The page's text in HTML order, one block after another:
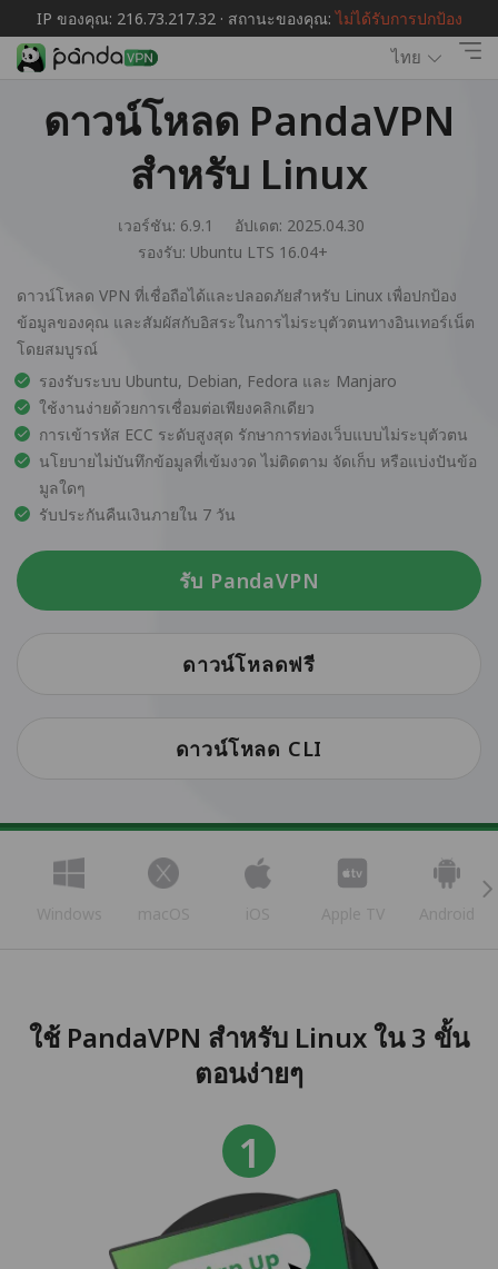
IP ของคุณ: 216.73.217.32 · สถานะของคุณ:ไม่ได้รับการปกป้อง
ไทย
ดาวน์โหลด PandaVPN
สำหรับ Linux
เวอร์ชัน: 6.9.1
อัปเดต: 2025.04.30
รองรับ: Ubuntu LTS 16.04+
ดาวน์โหลด VPN ที่เชื่อถือได้และปลอดภัยสำหรับ Linux เพื่อปกป้อง
ข้อมูลของคุณ และสัมผัสกับอิสระในการไม่ระบุตัวตนทางอินเทอร์เน็ต
โดยสมบูรณ์
รองรับระบบ Ubuntu, Debian, Fedora และ Manjaro
ใช้งานง่ายด้วยการเชื่อมต่อเพียงคลิกเดียว
การเข้ารหัส ECC ระดับสูงสุด รักษาการท่องเว็บแบบไม่ระบุตัวตน
นโยบายไม่บันทึกข้อมูลที่เข้มงวด ไม่ติดตาม จัดเก็บ หรือแบ่งปันข้อ
มูลใดๆ
รับประกันคืนเงินภายใน 7 วัน
รับ PandaVPN
ดาวน์โหลดฟรี
ดาวน์โหลด CLI
Windows macOS iOS Apple TV Android
ใช้ PandaVPN สำหรับ Linux ใน 3 ขั้น
ตอนง่ายๆ